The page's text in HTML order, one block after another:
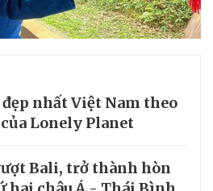
đẹp nhất Việt Nam theo
Lonely Planet
Bali, trở thành hòn